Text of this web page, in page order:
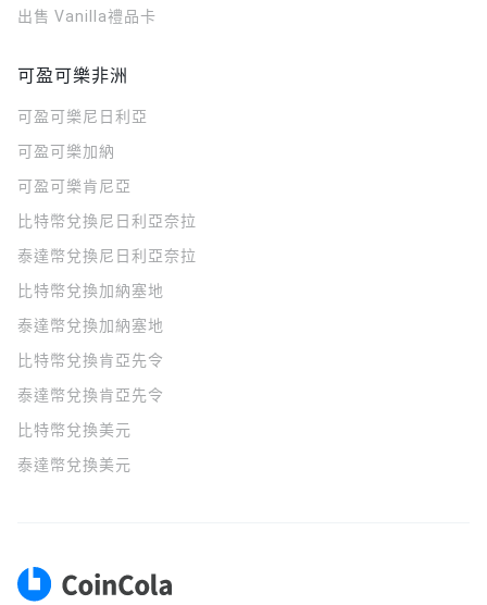
出售 Vanilla禮品卡
可盈可樂非洲
可盈可樂 尼日利亞
可盈可樂加納
可盈可樂肯尼亞
比特幣兌換尼日利亞奈拉
泰達幣兌換尼日利亞奈拉
比特幣兌換加納塞地
泰達幣兌換加納塞地
比特幣兌換肯亞先令
泰達幣兌換肯亞先令
比特幣兌換美元
泰達幣兌換美元